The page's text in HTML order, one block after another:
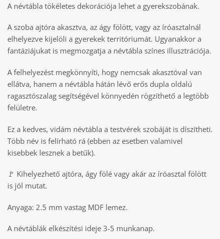
A névtábla tökéletes dekorációja lehet a gyerekszobának.
A szoba ajtóra akasztva, az ágy fölött, vagy az íróasztalnál
elhelyezve kijelöli a gyerekek territóriumát. Ugyanakkor a
fantáziájukat is megmozgatja a névtábla színes illusztrációja.
A felhelyezést megkönnyíti, hogy nemcsak akasztóval van
ellátva, hanem a névtábla hátán lévő erős dupla oldalú
ragasztószalag segítségével könnyedén rögzíthető a legtöbb
felületre.
Ez a kedves, vidám névtábla a testvérek szobáját is díszítheti.
Több név is felírható rá (ebben az esetben valamivel
kisebbek lesznek a betűk).
🚩 Kihelyezhető ajtóra, ágy fölé vagy akár az íróasztal fölött
is jól mutat.
Anyaga: 2.5 mm vastag MDF lemez.
A névtáblák elkészítési ideje 3-5 munkanap.